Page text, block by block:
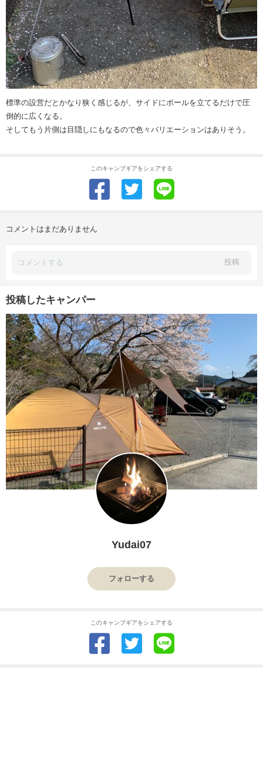
標準の設営だとかなり狭く感じるが、サイドにポールを立てるだけで圧
倒的に広くなる。
そしてもう片側は目隠しにもなるので色々バリエーションはありそう。
このキャンプギアをシェアする
コメントはまだありません
投稿
投稿したキャンパー
Yudai07
フォローする
このキャンプギアをシェアする